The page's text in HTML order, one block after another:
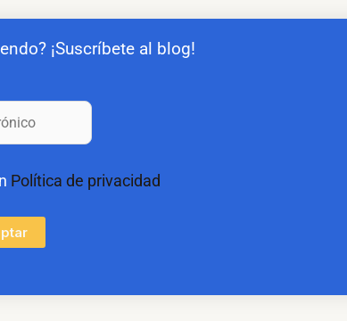
¡Suscríbete al blog!
Política de privacidad